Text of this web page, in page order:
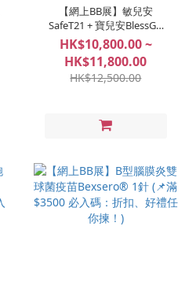
【網上BB展】敏兒安
SafeT21 + 寶兒安BlessGD
(📌滿 $3500 必入碼：折扣、
好禮任你揀！)
HK$10,800.00 ~
HK$11,800.00
HK$12,500.00